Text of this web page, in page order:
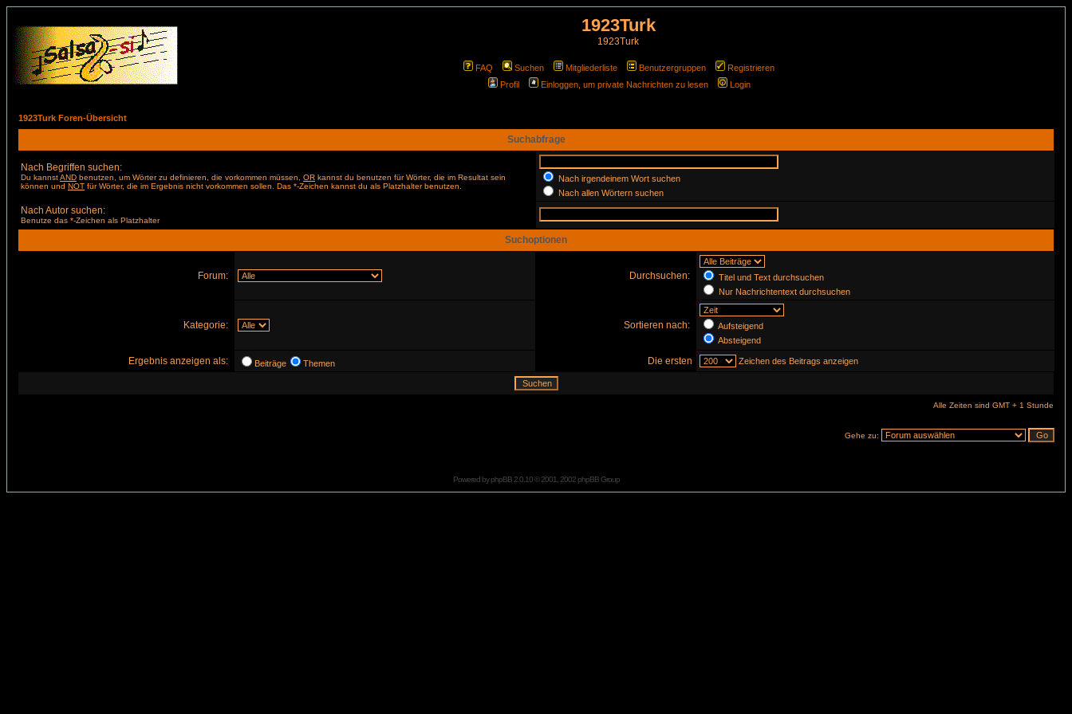
1923Turk
1923Turk
FAQ Suchen Mitgliederliste Benutzergruppen
Registrieren
Profil
Einloggen, um private Nachrichten zu lesen Login
1923Turk Foren-Übersicht
Suchabfrage
Nach Begriffen suchen:
Du kannstAND benutzen, um Wörter zu definieren, die vorkommen müssen, OR kannst du benutzen für Wörter, die im Resultat sein
können und NOT für Wörter, die im Ergebnis nicht vorkommen sollen. Das *-Zeichen kannst du als Platzhalter benutzen.
Nach irgendeinem Wort suchen
Nach allen Wörtern suchen
Nach Autor suchen:
Benutze das *-Zeichen als Platzhalter
Suchoptionen
Forum: Durchsuchen:
Titel und Text durchsuchen
Nur Nachrichtentext durchsuchen
Kategorie: Sortieren nach:
Aufsteigend
Absteigend
Ergebnis anzeigen als: Beiträge Themen Die ersten Zeichen des Beitrags anzeigen
Alle Zeiten sind GMT + 1 Stunde
Gehe zu:
Powered byphpBB2.0.10 © 2001, 2002 phpBB Group